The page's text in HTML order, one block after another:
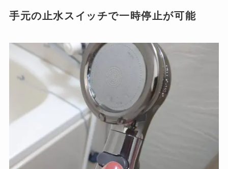
手元の止水スイッチで一時停止が可能